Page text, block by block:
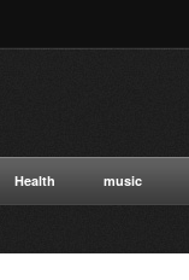
Health music